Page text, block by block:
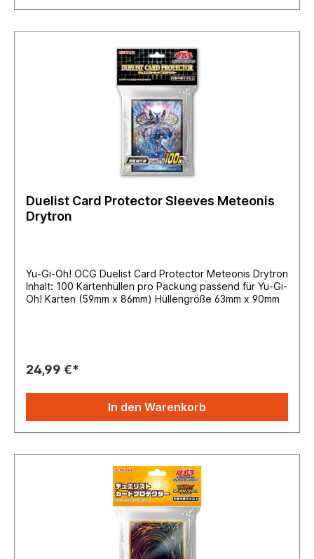
Duelist Card Protector Sleeves Meteonis
Drytron
Yu-Gi-Oh! OCG Duelist Card Protector Meteonis Drytron
Inhalt: 100 Kartenhüllen pro Packung passend für Yu-Gi-
Oh! Karten (59mm x 86mm) Hüllengröße 63mm x 90mm
24,99 €*
In den Warenkorb